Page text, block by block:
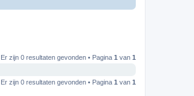
Er zijn 0 resultaten gevonden • Pagina 1 van 1
Er zijn 0 resultaten gevonden • Pagina 1 van 1